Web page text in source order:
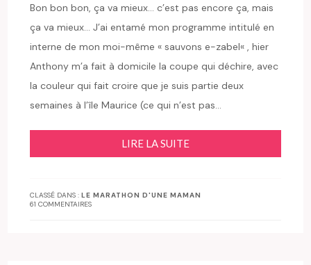
Bon bon bon, ça va mieux… c’est pas encore ça, mais
ça va mieux… J’ai entamé mon programme intitulé en
interne de mon moi-même « sauvons e-zabel« , hier
Anthony m’a fait à domicile la coupe qui déchire, avec
la couleur qui fait croire que je suis partie deux
semaines à l’île Maurice (ce qui n’est pas…
LIRE LA SUITE
CLASSÉ DANS :LE MARATHON D'UNE MAMAN
61 COMMENTAIRES